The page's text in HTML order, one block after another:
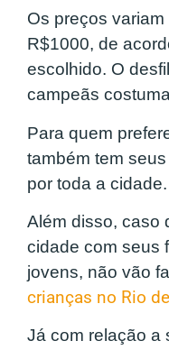
Os preços
R$1000, de
escolhido. O
campeãs
Para quem
também tem
por toda a cidade.
Além disso, caso
cidade com seus
jovens, não vão
crianças no Rio
Já com relação a